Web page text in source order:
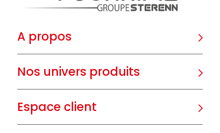
A propos
Nos univers produits
Espace client